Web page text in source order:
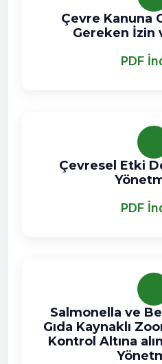
Çevre Kanuna
Gereken İzin
PDF
Çevresel Etki
PDF
Salmonella ve
Gıda Kaynaklı
Kontrol Altına